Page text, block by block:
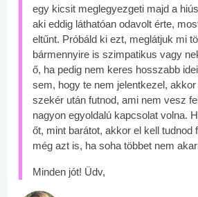
egy kicsit meglegyezgeti majd a
aki eddig láthatóan odavolt érte,
eltűnt. Próbáld ki ezt, meglátjuk mi
bármennyire is szimpatikus vagy
ő, ha pedig nem keres hosszabb
sem, hogy te nem jelentkezel,
szekér után futnod, ami nem vesz
nagyon egyoldalú kapcsolat volna.
őt, mint barátot, akkor el kell tudnod
még azt is, ha soha többet nem
Minden jót! Üdv,